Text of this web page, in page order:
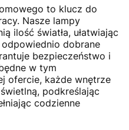
to klucz do
Nasze lampy
ilość światła, ułatwiając
odpowiednio dobrane
bezpieczeństwo i
w tym
ofercie, każde wnętrze
podkreślając
codzienne